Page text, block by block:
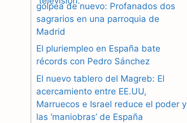
c
e
b
o
o
k
l
g
r
a
m
a
s
A
p
p
golpea de nuevo: Profanados dos
sagrarios en una parroquia de
Madrid
El pluriempleo en España bate
récords con Pedro Sánchez
El nuevo tablero del Magreb: El
acercamiento entre EE.UU,
Marruecos e Israel reduce el poder y
las ‘maniobras’ de España